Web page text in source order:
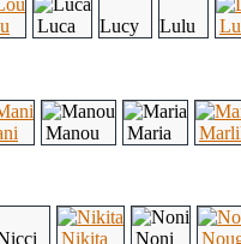
Luca Lucy Lulu
Manou Maria
Nikita Noni